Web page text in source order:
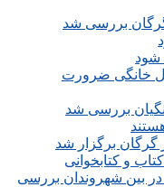
گرگان بررسی شد
شود
خانگی ضرورت
بررسی شد
و کتابخوانی
بین شهروندان بررسی